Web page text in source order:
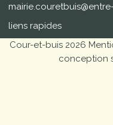
liens rapides
Cour-et-buis 2026
conception